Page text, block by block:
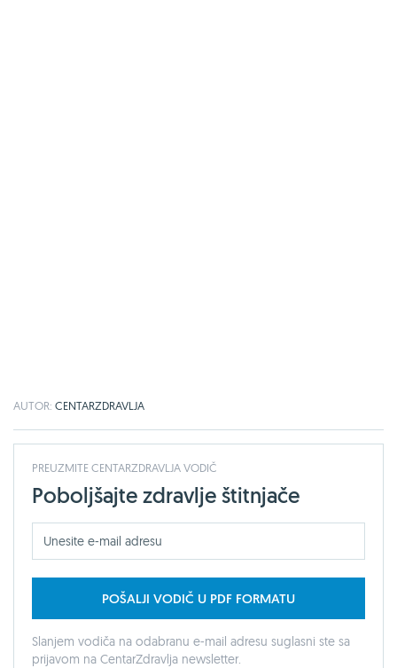
AUTOR: CENTARZDRAVLJA
PREUZMITE CENTARZDRAVLJA VODIČ
Poboljšajte zdravlje štitnjače
POŠALJI VODIČ U PDF FORMATU
Slanjem vodiča na odabranu e-mail adresu suglasni ste sa
prijavom na CentarZdravlja newsletter.